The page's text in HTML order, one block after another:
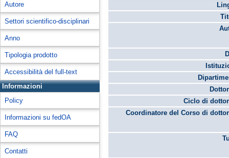
Autore
Settori scientifico-disciplinari
Anno
Tipologia prodotto
Accessibilità del full-text
Informazioni
Policy
Informazioni su fedOA
FAQ
Contatti
Ciclo di
Coordinatore del Corso di